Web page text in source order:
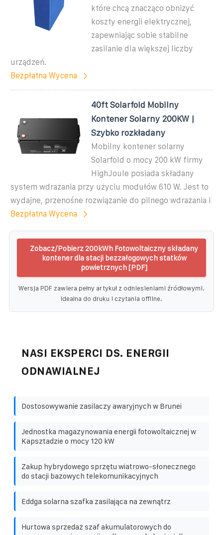
które chcą znacząco obniżyć
koszty energii elektrycznej,
zapewniając sobie stabilne
zasilanie dla większej liczby
urządzeń.
Bezpłatna Wycena
40ft Solarfold Mobilny
Kontener Solarny 200KW |
Szybko rozkładany
Mobilny kontener solarny
Solarfold o mocy 200 kW firmy
HighJoule posiada składany
system wdrażania przy użyciu modułów 610 W. Jest to
wydajne, przenośne rozwiązanie do pilnego wdrażania i
Bezpłatna Wycena
Zobacz/Pobierz 200kWh Fotowoltaiczny składany
kontener dla stacji bezzałogowych statków
powietrznych [PDF]
Wersja PDF zawiera pełny artykuł z odniesieniami źródłowymi.
Idealna do druku i czytania offline.
NASI EKSPERCI DS. ENERGII
ODNAWIALNEJ
Dostosowywanie zasilaczy awaryjnych w Brunei
Jednostka magazynowania energii fotowoltaicznej w
Kapsztadzie o mocy 120 kW
Zakup hybrydowego sprzętu wiatrowo-słonecznego
do stacji bazowych telekomunikacyjnych
Eddga solarna szafka zasilająca na zewnątrz
Hurtowa sprzedaż szaf akumulatorowych do